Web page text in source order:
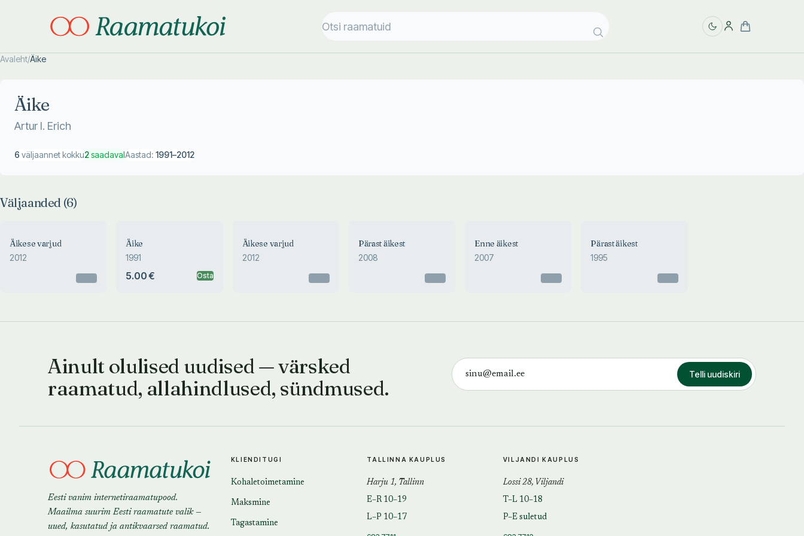
Avaleht/Äike
Äike
Artur I. Erich
6 väljaannet kokku2saadavalAastad: 1991–2012
Väljaanded (6)
Äikese varjud
2012
Äike
1991
5.00 € Osta
Äikese varjud
2012
Pärast äikest
2008
Enne äikest
2007
Pärast äikest
1995
Ainult olulised uudised — värsked
raamatud, allahindlused, sündmused.
Telli uudiskiri
Eesti vanim internetiraamatupood.
Maailma suurim Eesti raamatute valik —
uued, kasutatud ja antikvaarsed raamatud.
KLIENDITUGI
Kohaletoimetamine
Maksmine
Tagastamine
TALLINNA KAUPLUS
Harju 1, Tallinn
E–R 10–19
L–P 10–17
VILJANDI KAUPLUS
Lossi 28, Viljandi
T–L 10–18
P–E suletud